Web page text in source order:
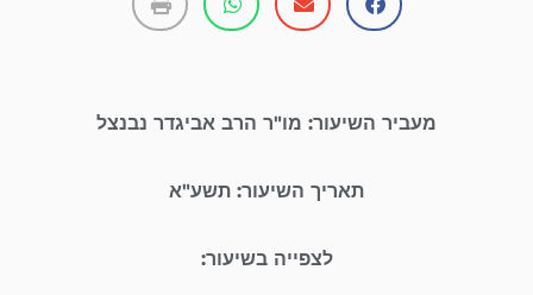
מעביר השיעור: מו"ר הרב אביגדר נבנצל
תאריך השיעור: תשע"א
לצפייה בשיעור: